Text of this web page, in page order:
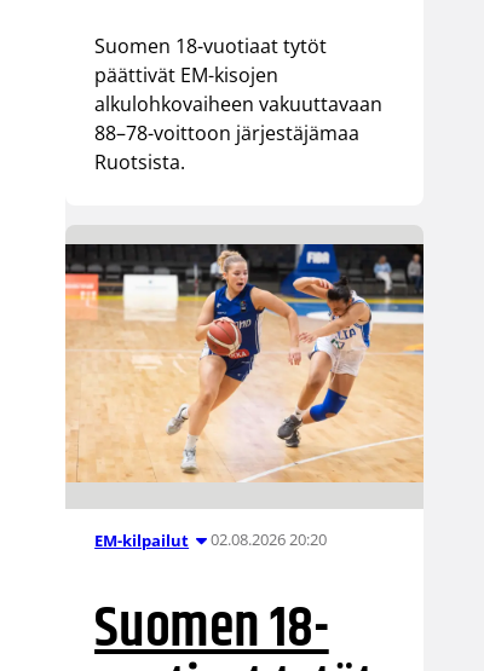
Suomen 18-vuotiaat tytöt
päättivät EM-kisojen
alkulohkovaiheen vakuuttavaan
88–78-voittoon järjestäjämaa
Ruotsista.
EM-kilpailut 02.08.2026 20:20
Suomen 18-